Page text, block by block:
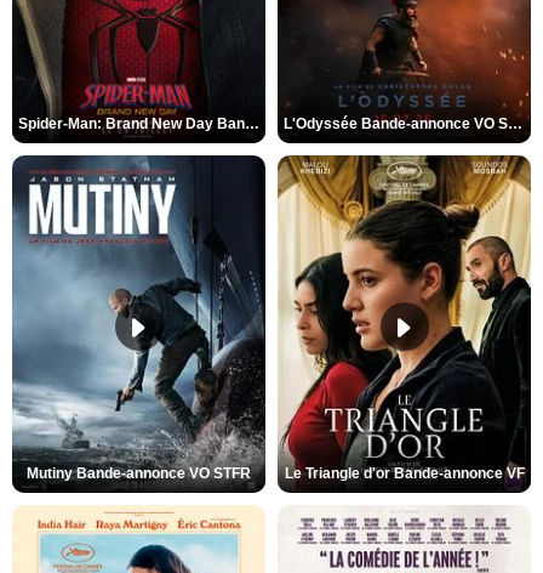
Spider-Man: Brand New Day Bande-annonce VO STFR L'Odyssée Bande-annonce VO STFR
Mutiny Bande-annonce VO STFR Le Triangle d'or Bande-annonce VF